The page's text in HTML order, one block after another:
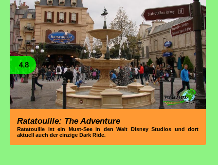
4.8
Ratatouille: The Adventure
Ratatouille ist ein Must-See in den Walt Disney Studios und dort
aktuell auch der einzige Dark Ride.